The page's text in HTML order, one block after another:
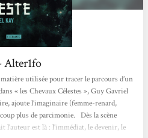
Alter1fo
utilisée pour tracer le parcours d’un
« les Chevaux Célestes », Guy Gavriel
ajoute l’imaginaire (femme-renard,
plus de parcimonie. Dès la scène
l’auteur est là : l’immédiat, le devenir, le